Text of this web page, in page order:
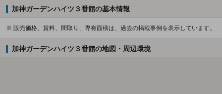
加神ガーデンハイツ３番館の基本情報
※ 販売価格、賃料、間取り、専有面積は、過去の掲載事例を表示しています。
加神ガーデンハイツ３番館の地図・周辺環境